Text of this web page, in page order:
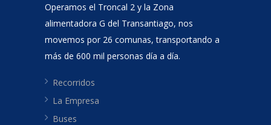
Operamos el Troncal 2 y la Zona
alimentadora G del Transantiago, nos
movemos por 26 comunas, transportando a
más de 600 mil personas día a día.
Recorridos
La Empresa
Buses